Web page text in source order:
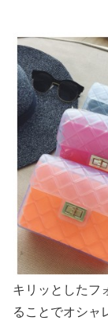
キリッとしたフ
ることでオシャ